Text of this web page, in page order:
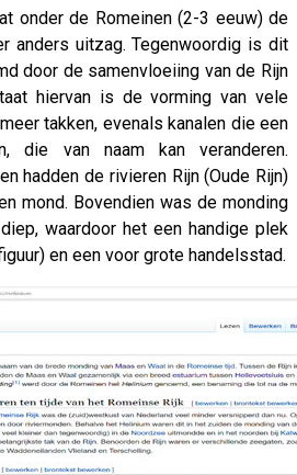
onder de Romeinen (2-3 eeuw) de
anders uitzag. Tegenwoordig is dit
door de samenvloeiing van de Rijn
hiervan is de vorming van vele
takken, evenals kanalen die een
die van naam kan veranderen.
hadden de rivieren Rijn (Oude Rijn)
mond. Bovendien was de monding
waardoor het een handige plek
en een voor grote handelsstad.